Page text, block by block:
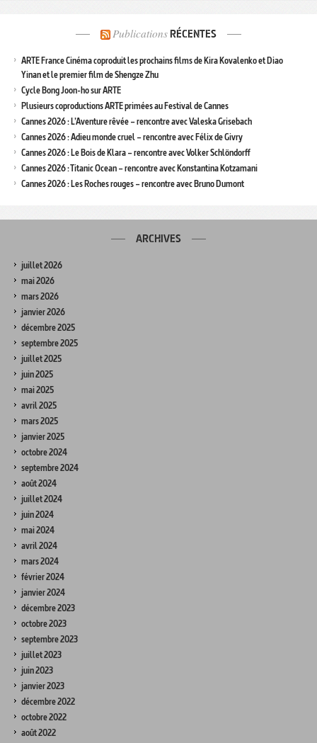
Publications RÉCENTES
ARTE France Cinéma coproduit les prochains films de Kira Kovalenko et Diao
Yinan et le premier film de Shengze Zhu
Cycle Bong Joon-ho sur ARTE
Plusieurs coproductions ARTE primées au Festival de Cannes
Cannes 2026 : L’Aventure rêvée – rencontre avec Valeska Grisebach
Cannes 2026 : Adieu monde cruel – rencontre avec Félix de Givry
Cannes 2026 : Le Bois de Klara – rencontre avec Volker Schlöndorff
Cannes 2026 : Titanic Ocean – rencontre avec Konstantina Kotzamani
Cannes 2026 : Les Roches rouges – rencontre avec Bruno Dumont
ARCHIVES
juillet 2026
mai 2026
mars 2026
janvier 2026
décembre 2025
septembre 2025
juillet 2025
juin 2025
mai 2025
avril 2025
mars 2025
janvier 2025
octobre 2024
septembre 2024
août 2024
juillet 2024
juin 2024
mai 2024
avril 2024
mars 2024
février 2024
janvier 2024
décembre 2023
octobre 2023
septembre 2023
juillet 2023
juin 2023
janvier 2023
décembre 2022
octobre 2022
août 2022